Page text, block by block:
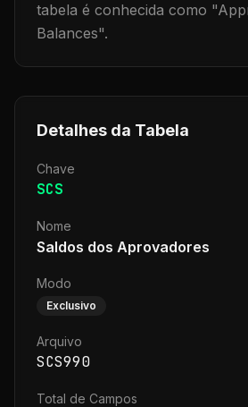
tabela é conhecida como "
Balances".
Detalhes da Tabela
Chave
SCS
Nome
Saldos dos Aprovadores
Modo
Exclusivo
Arquivo
SCS990
Total de Campos